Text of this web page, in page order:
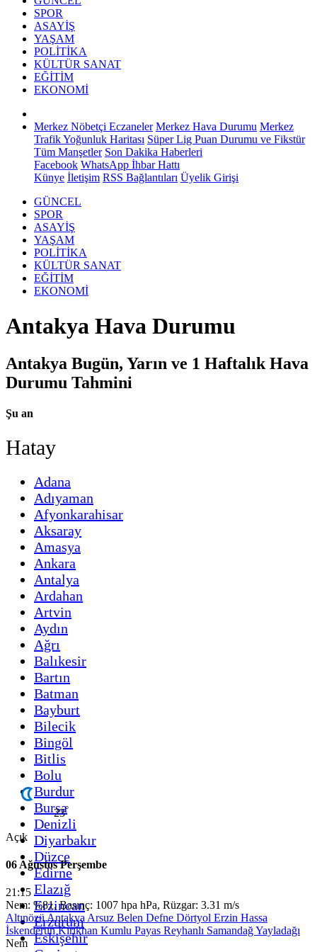
SPOR
ASAYİŞ
YAŞAM
POLİTİKA
KÜLTÜR SANAT
EĞİTİM
EKONOMİ
Merkez Nöbetçi Eczaneler Merkez Hava Durumu Merkez
Trafik Yoğunluk Haritası Süper Lig Puan Durumu ve Fikstür
Tüm Manşetler Son Dakika Haberleri
Facebook WhatsApp İhbar Hattı
Künye İletişim RSS Bağlantıları Üyelik Girişi
GÜNCEL
SPOR
ASAYİŞ
YAŞAM
POLİTİKA
KÜLTÜR SANAT
EĞİTİM
EKONOMİ
Antakya Hava Durumu
Antakya Bugün, Yarın ve 1 Haftalık Hava
Durumu Tahmini
Şu an
Hatay
Adana
Adıyaman
Afyonkarahisar
Aksaray
Amasya
Ankara
Antalya
Ardahan
Artvin
Aydın
Ağrı
Balıkesir
Bartın
Batman
Bayburt
Bilecik
Bingöl
Bitlis
Bolu
Burdur
Bursa
Denizli
Diyarbakır
Düzce
Edirne
Elazığ
Erzincan
Erzurum
Eskişehir
23°
Açık
06 Ağustos Perşembe
21:15
Nem: %81, Basınç: 1007 hpa hPa, Rüzgar: 3.31 m/s
AltınözüAntakya Arsuz Belen Defne Dörtyol Erzin Hassa
İskenderunKırıkhan Kumlu Payas Reyhanlı SamandağYayladağı
Nem